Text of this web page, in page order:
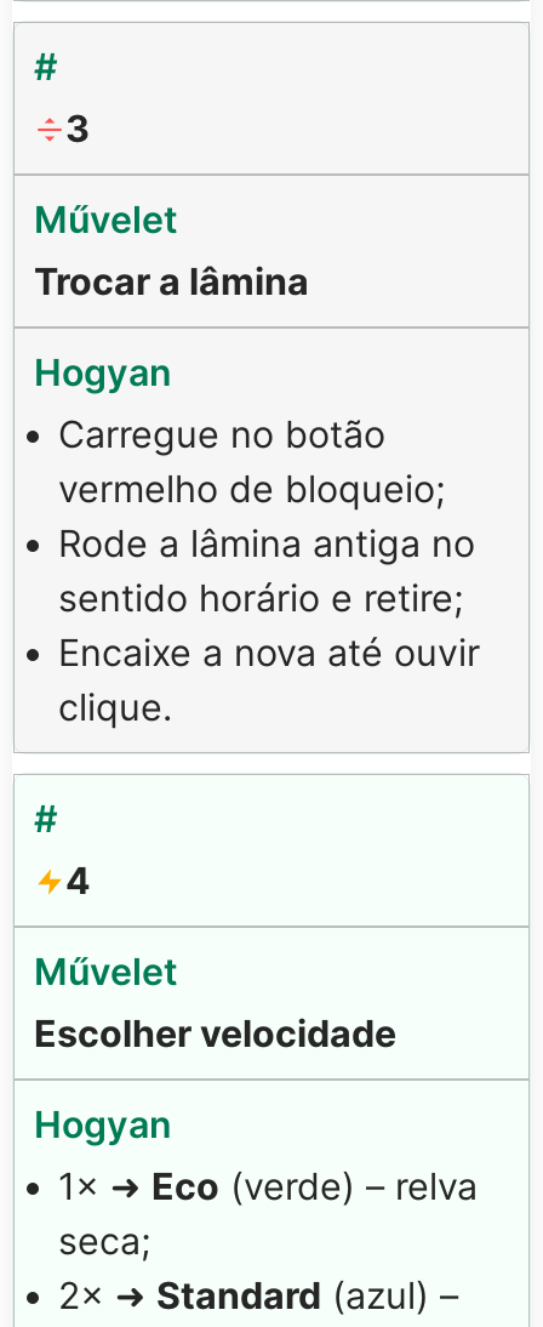
3
Trocar a lâmina
Carregue no botão
vermelho de bloqueio;
Rode a lâmina antiga no
sentido horário e retire;
Encaixe a nova até ouvir
clique.
4
Escolher velocidade
1× ➜ Eco (verde) – relva
seca;
2× ➜ Standard (azul) –